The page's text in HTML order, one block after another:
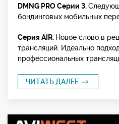
DMNG PRO Серии 3.
бондинговых мобильных
Серия AIR. Новое слово в
трансляций. Идеально
профессиональных
ЧИТАТЬ ДАЛЕЕ